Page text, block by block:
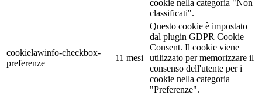
cookie nella categoria "Non
classificati".
cookielawinfo-checkbox-
preferenze
11 mesi
Questo cookie è impostato
dal plugin GDPR Cookie
Consent. Il cookie viene
utilizzato per memorizzare il
consenso dell'utente per i
cookie nella categoria
"Preferenze".